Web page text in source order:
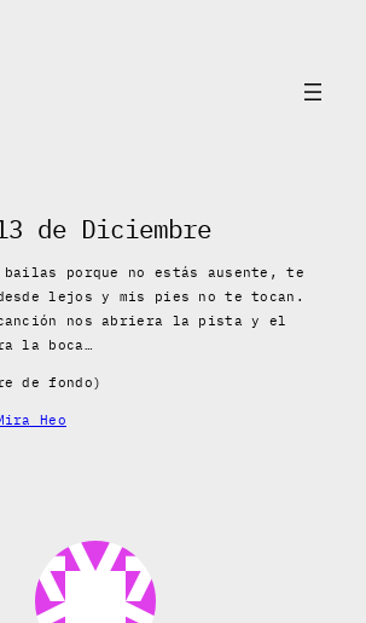
de Diciembre
bailas porque no estás ausente, te
lejos y mis pies no te tocan.
canción nos abriera la pista y el
la boca…
de fondo)
Heo